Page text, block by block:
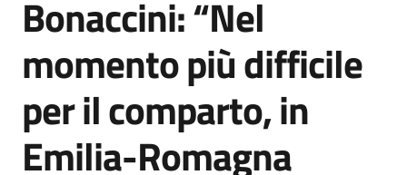
Agenzia
di
informazione
comunicazione
Bonaccini: “Nel
momento più difficile
per il comparto, in
Emilia-Romagna